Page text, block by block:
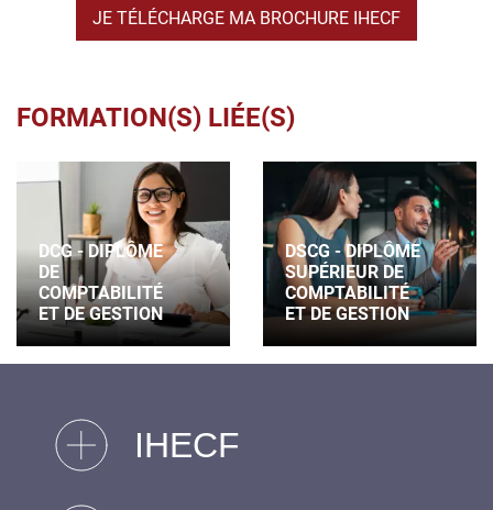
JE TÉLÉCHARGE MA BROCHURE IHECF
FORMATION(S) LIÉE(S)
DCG - DIPLÔME
DE
COMPTABILITÉ
ET DE GESTION
DSCG - DIPLÔME
SUPÉRIEUR DE
COMPTABILITÉ
ET DE GESTION
IHECF